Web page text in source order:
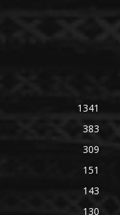
1341
383
309
151
143
130